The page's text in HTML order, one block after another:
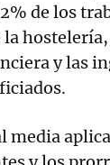
de los
la
y las
media